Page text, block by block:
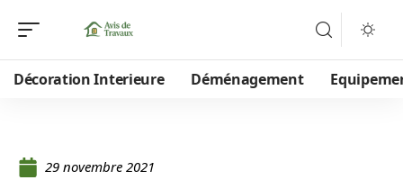
Décoration Interieure Déménagement
29 novembre 2021